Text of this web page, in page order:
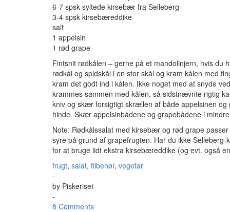
6-7 spsk syltede kirsebær fra Selleberg
3-4 spsk kirsebæreddike
salt
1 appelsin
1 rød grape
Fintsnit rødkålen – gerne på et mandolinjern, hvis
rødkål og spidskål i en stor skål og kram kålen med
kram det godt ind i kålen. Ikke noget med at snyde
krammes sammen med kålen, så sidstnævnte rigtig
kniv og skær forsigtigt skrællen af både appelsinen
hinde. Skær appelsinbådene og grapebådene i
Note: Rødkålssalat med kirsebær og rød grape
syre på grund af grapefrugten. Har du ikke
for at bruge lidt ekstra kirsebæreddike (og evt. også
frugt, salat, tilbehør, vegetar
-
by Piskeriset
-
8 Comments